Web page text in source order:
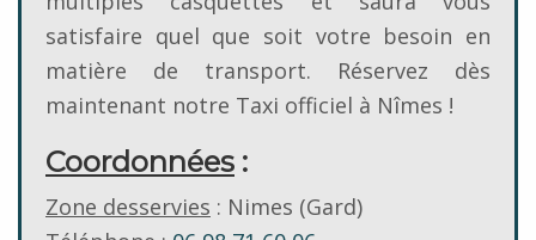
satisfaire quel que soit votre besoin en
matière de transport. Réservez dès
maintenant notre Taxi officiel à Nîmes !
Coordonnées :
Zone desservies : Nimes (Gard)